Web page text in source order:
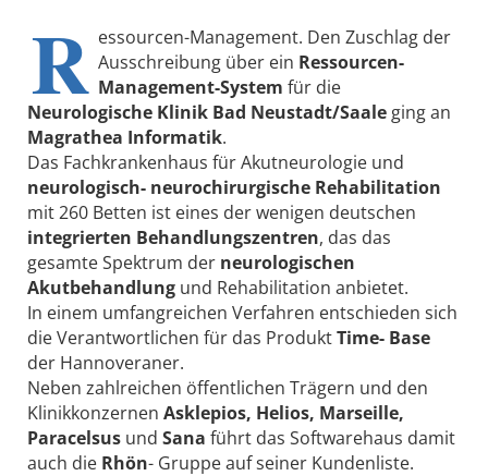
R essourcen-Management. Den Zuschlag der
Ausschreibung über ein Ressourcen-
Management-System für die
Neurologische Klinik Bad Neustadt/Saale ging an
Magrathea Informatik.
Das Fachkrankenhaus für Akutneurologie und
neurologisch- neurochirurgische Rehabilitation
mit 260 Betten ist eines der wenigen deutschen
integrierten Behandlungszentren, das das
gesamte Spektrum der neurologischen
Akutbehandlung und Rehabilitation anbietet.
In einem umfangreichen Verfahren entschieden sich
die Verantwortlichen für das ProduktTime- Base
der Hannoveraner.
Neben zahlreichen öffentlichen Trägern und den
Klinikkonzernen Asklepios, Helios, Marseille,
Paracelsus und Sana führt das Softwarehaus damit
auch die Rhön- Gruppe auf seiner Kundenliste.